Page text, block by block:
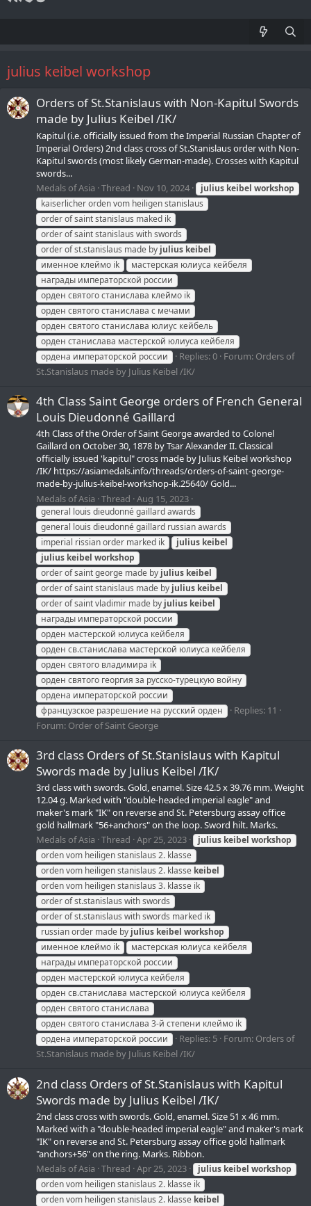
julius keibel workshop
Orders of St.Stanislaus with Non-Kapitul Swords
made by Julius Keibel /IK/
Kapitul (i.e. officially issued from the Imperial Russian Chapter of
Imperial Orders) 2nd class cross of St.Stanislaus order with Non-
Kapitul swords (most likely German-made). Crosses with Kapitul
swords...
Medals of Asia Thread Nov 10, 2024 julius keibel workshop
kaiserlicher orden vom heiligen stanislaus
order of saint stanislaus maked ik
order of saint stanislaus with swords
order of st.stanislaus made by julius keibel
именное клеймо ik
мастерская юлиуса кейбеля
награды императорской россии
орден святого станислава клеймо ik
орден святого станислава с мечами
орден святого станислава юлиус кейбель
орден станислава мастерской юлиуса кейбеля
ордена императорской россии
Replies: 0 Forum: Orders of
St.Stanislaus made by Julius Keibel /IK/
4th Class Saint George orders of French General
Louis Dieudonné Gaillard
4th Class of the Order of Saint George awarded to Colonel
Gaillard on October 30, 1878 by Tsar Alexander II. Classical
officially issued 'kapitul" cross made by Julius Keibel workshop
/IK/ https://asiamedals.info/threads/orders-of-saint-george-
made-by-julius-keibel-workshop-ik.25640/ Gold...
Medals of Asia Thread Aug 15, 2023
general louis dieudonné gaillard awards
general louis dieudonné gaillard russian awards
imperial rissian order marked ik
julius keibel
julius keibel workshop
order of saint george made by julius keibel
order of saint stanislaus made by julius keibel
order of saint vladimir made by julius keibel
награды императорской россии
орден мастерской юлиуса кейбеля
орден св.станислава мастерской юлиуса кейбеля
орден святого владимира ik
орден святого георгия за русско-турецкую войну
ордена императорской россии
французское разрешение на русский орден
Replies: 11
Forum: Order of Saint George
3rd class Orders of St.Stanislaus with Kapitul
Swords made by Julius Keibel /IK/
3rd class with swords. Gold, enamel. Size 42.5 x 39.76 mm. Weight
12.04 g. Marked with "double-headed imperial eagle" and
maker's mark "IK" on reverse and St. Petersburg assay office
gold hallmark "56+anchors" on the loop. Sword hilt. Marks.
Medals of Asia Thread Apr 25, 2023 julius keibel workshop
orden vom heiligen stanislaus 2. klasse
orden vom heiligen stanislaus 2. klasse keibel
orden vom heiligen stanislaus 3. klasse ik
order of st.stanislaus with swords
order of st.stanislaus with swords marked ik
russian order made by julius keibel workshop
именное клеймо ik
мастерская юлиуса кейбеля
награды императорской россии
орден мастерской юлиуса кейбеля
орден св.станислава мастерской юлиуса кейбеля
орден святого станислава
орден святого станислава 3-й степени клеймо ik
ордена императорской россии
Replies: 5 Forum: Orders of
St.Stanislaus made by Julius Keibel /IK/
2nd class Orders of St.Stanislaus with Kapitul
Swords made by Julius Keibel /IK/
2nd class cross with swords. Gold, enamel. Size 51 х 46 mm.
Marked with a "double-headed imperial eagle" and maker's mark
"IK" on reverse and St. Petersburg assay office gold hallmark
"anchors+56" on the ring. Marks. Ribbon.
Medals of Asia Thread Apr 25, 2023 julius keibel workshop
orden vom heiligen stanislaus 2. klasse ik
orden vom heiligen stanislaus 2. klasse keibel